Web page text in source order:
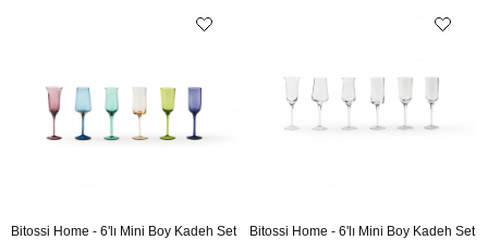
Bitossi Home - 6'lı Mini Boy Kadeh Set Bitossi Home - 6'lı Mini Boy Kadeh Set